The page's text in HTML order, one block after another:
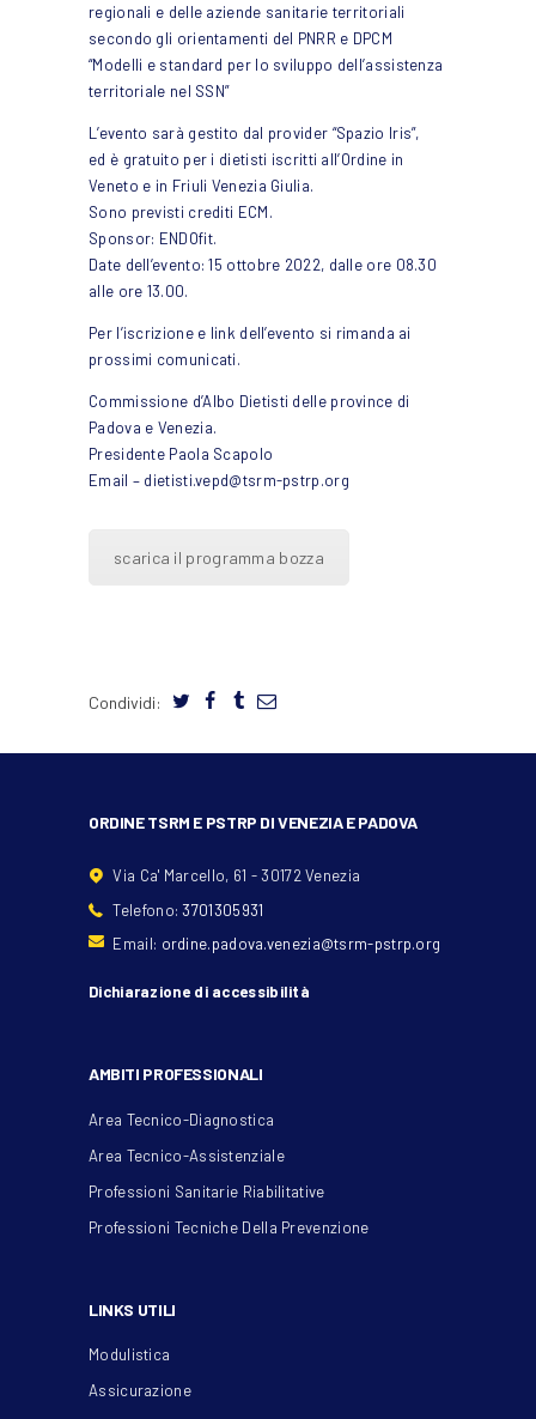
regionali e delle aziende sanitarie territoriali
secondo gli orientamenti del PNRR e DPCM
“Modelli e standard per lo sviluppo dell’assistenza
territoriale nel SSN”
L’evento sarà gestito dal provider “Spazio Iris”,
ed è gratuito per i dietisti iscritti all’Ordine in
Veneto e in Friuli Venezia Giulia.
Sono previsti crediti ECM.
Sponsor: ENDOfit.
Date dell’evento: 15 ottobre 2022, dalle ore 08.30
alle ore 13.00.
Per l’iscrizione e link dell’evento si rimanda ai
prossimi comunicati.
Commissione d’Albo Dietisti delle province di
Padova e Venezia.
Presidente Paola Scapolo
Email – dietisti.vepd@tsrm-pstrp.org
scarica il programma bozza
Condividi:
ORDINE TSRM E PSTRP DI VENEZIA E PADOVA
Via Ca' Marcello, 61 - 30172 Venezia
Telefono:3701305931
Email: ordine.padova.venezia@tsrm-pstrp.org
Dichiarazione di accessibilità
AMBITI PROFESSIONALI
Area Tecnico-Diagnostica
Area Tecnico-Assistenziale
Professioni Sanitarie Riabilitative
Professioni Tecniche Della Prevenzione
LINKS UTILI
Modulistica
Assicurazione